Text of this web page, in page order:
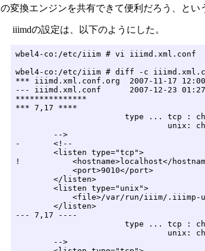
の変換エンジンを共有できて便利だろう、とい
iiimdの設定は、以下のようにした。
wbel4-co:/etc/iiim # vi iiimd.xml.conf
wbel4-co:/etc/iiim # diff -c
*** iiimd.xml.conf.org  2007-11-17
--- iiimd.xml.conf      2007-12-23
***************
*** 7,17 ****
type ... tcp :
unix:
        -->
-       <!--
        <listen type="tcp">
!           <hostname>localhost</
            <port>9010</port>
        </listen>
        <listen type="unix">
<file>/var/run/iiim/.iiimp-
        </listen>
--- 7,17 ----
type ... tcp :
unix:
        -->